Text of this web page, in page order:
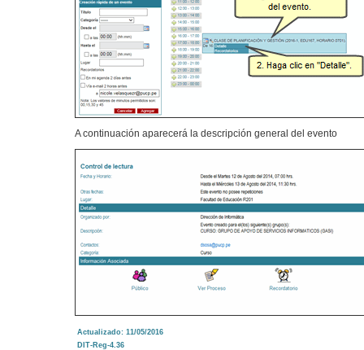
A continuación aparecerá la descripción general del evento
Actualizado: 11/05/2016
DIT-Reg-4.36